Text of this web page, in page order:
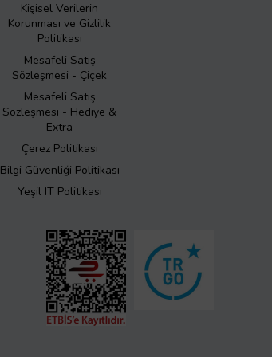
Kişisel Verilerin
Korunması ve Gizlilik
Politikası
Mesafeli Satış
Sözleşmesi - Çiçek
Mesafeli Satış
Sözleşmesi - Hediye &
Extra
Çerez Politikası
Bilgi Güvenliği Politikası
Yeşil IT Politikası